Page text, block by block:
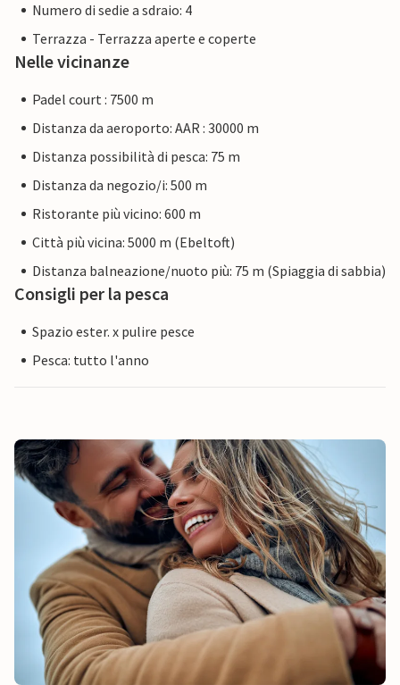
Numero di sedie a sdraio: 4
Terrazza - Terrazza aperte e coperte
Nelle vicinanze
Padel court : 7500 m
Distanza da aeroporto: AAR : 30000 m
Distanza possibilità di pesca: 75 m
Distanza da negozio/i: 500 m
Ristorante più vicino: 600 m
Città più vicina: 5000 m (Ebeltoft)
Distanza balneazione/nuoto più: 75 m (Spiaggia di sabbia)
Consigli per la pesca
Spazio ester. x pulire pesce
Pesca: tutto l'anno